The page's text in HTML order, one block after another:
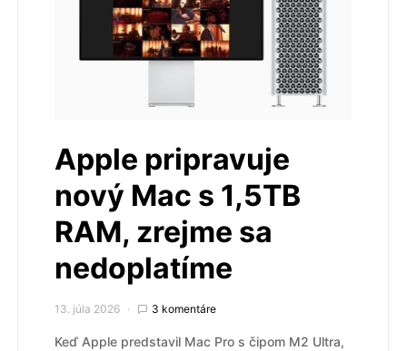
Apple pripravuje
nový Mac s 1,5TB
RAM, zrejme sa
nedoplatíme
13. júla 2026 3 komentáre
Keď Apple predstavil Mac Pro s čipom M2 Ultra,